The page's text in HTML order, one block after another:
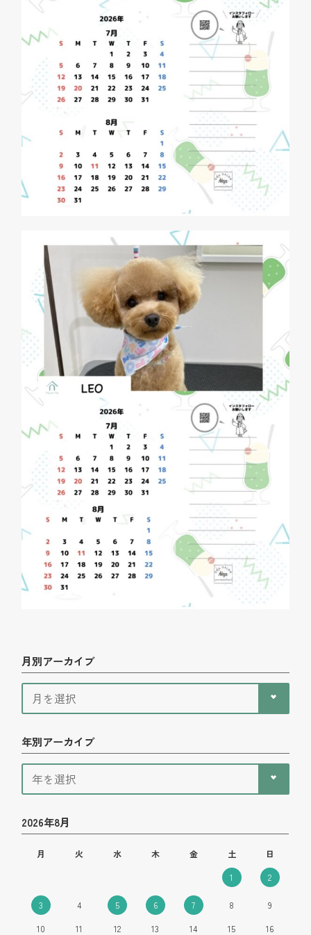
月別アーカイブ
年別アーカイブ
2026年8月
月 火 水 木 金 土 日
1 2
3 4 5 6 7 8
9
10
11 12 13 14 15
16